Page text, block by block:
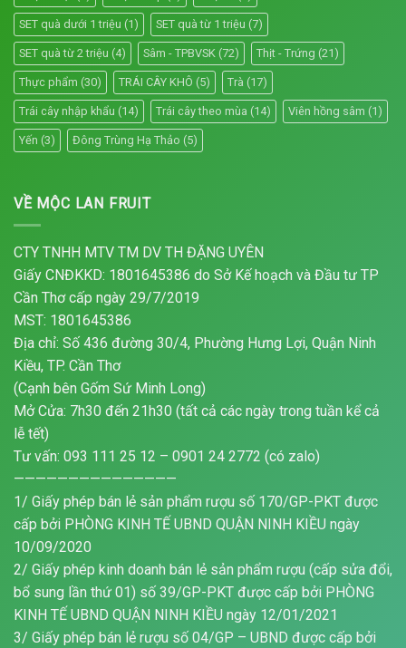
SET quà dưới 1 triệu (1) SET quà từ 1 triệu (7)
SET quà từ 2 triệu (4) Sâm - TPBVSK (72) Thịt - Trứng (21)
Thực phẩm (30) TRÁI CÂY KHÔ (5) Trà (17)
Trái cây nhập khẩu (14) Trái cây theo mùa (14) Viên hồng sâm (1)
Yến (3) Đông Trùng Hạ Thảo (5)
VỀ MỘC LAN FRUIT
CTY TNHH MTV TM DV TH ĐẶNG UYÊN
Giấy CNĐKKD: 1801645386 do Sở Kế hoạch và Đầu tư TP
Cần Thơ cấp ngày 29/7/2019
MST: 1801645386
Địa chỉ: Số 436 đường 30/4, Phường Hưng Lợi, Quận Ninh
Kiều, TP. Cần Thơ
(Cạnh bên Gốm Sứ Minh Long)
Mở Cửa: 7h30 đến 21h30 (tất cả các ngày trong tuần kể cả
lễ tết)
Tư vấn: 093 111 25 12 – 0901 24 2772 (có zalo)
———————————————
1/ Giấy phép bán lẻ sản phẩm rượu số 170/GP-PKT được
cấp bởi PHÒNG KINH TẾ UBND QUẬN NINH KIỀU ngày
10/09/2020
2/ Giấy phép kinh doanh bán lẻ sản phẩm rượu (cấp sửa đổi,
bổ sung lần thứ 01) số 39/GP-PKT được cấp bởi PHÒNG
KINH TẾ UBND QUẬN NINH KIỀU ngày 12/01/2021
3/ Giấy phép bán lẻ rượu số 04/GP – UBND được cấp bởi